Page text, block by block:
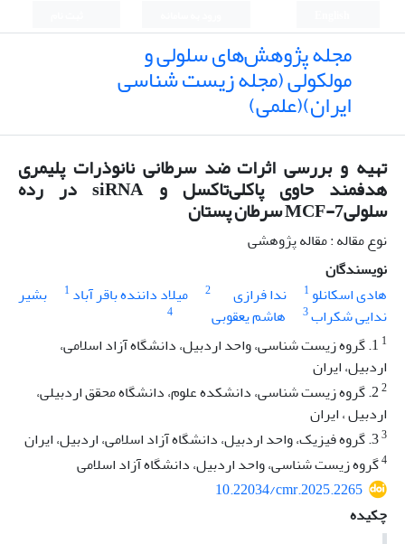
مجله پژوهش‌های سلولی و
مولکولی (مجله زیست شناسی
ایران)(علمی)
تهیه و بررسی اثرات ضد سرطانی نانوذرات پلیمری
هدفمند حاوی پاکلی‌تاکسل و siRNA در رده
سلولیMCF-7 سرطان پستان
نوع مقاله : مقاله پژوهشی
نویسندگان
هادی اسکانلو1 ندا فرازی 2 میلاد داننده باقر آباد 1
بشیر
ندایی شکراب3 هاشم یعقوبی
4
1 1. گروه زیست شناسی، واحد اردبیل، دانشگاه آزاد اسلامی،
اردبیل، ایران
2 2. گروه زیست شناسی، دانشکده علوم، دانشگاه محقق اردبیلی،
اردبیل ، ایران
3
4گروه زیست شناسی، واحد اردبیل، دانشگاه آزاد اسلامی
10.22034/cmr.2025.2265
چکیده